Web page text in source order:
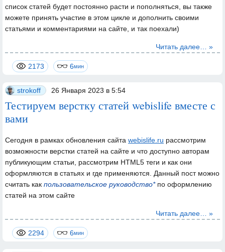
список статей будет постоянно расти и пополняться, вы также
можете принять участие в этом цикле и дополнить своими
статьями и комментариями на сайте, и так поехали)
Читать далее… »
2173 6мин
strokoff 26 Января 2023 в 5:54
Тестируем верстку статей webislife вместе с
вами
Сегодня в рамках обновления сайта webislife.ru рассмотрим
возможности верстки статей на сайте и что доступно авторам
публикующим статьи, рассмотрим HTML5 теги и как они
оформляются в статьях и где применяются. Данный пост можно
считать как пользовательское руководство по оформлению
статей на этом сайте
Читать далее… »
2294 6мин